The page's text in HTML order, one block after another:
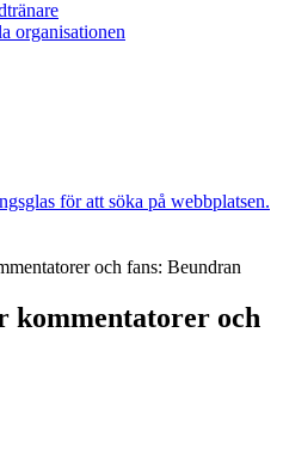
organisationen
och fans: Beundran
kommentatorer och